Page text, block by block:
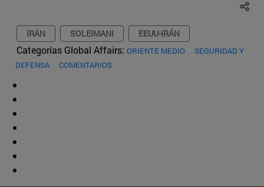
IRÁN SOLEIMANI EEUU-IRÁN
Categorías Global Affairs: ORIENTE MEDIO
SEGURIDAD Y
DEFENSA
COMENTARIOS